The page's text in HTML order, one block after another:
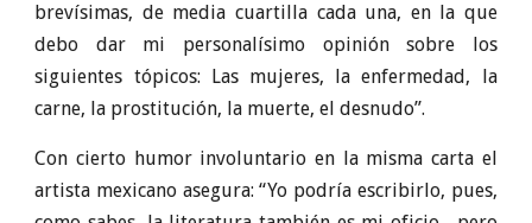
brevísimas, de media cuartilla cada una, en la que
debo dar mi personalísimo opinión sobre los
siguientes tópicos: Las mujeres, la enfermedad, la
carne, la prostitución, la muerte, el desnudo”.
Con cierto humor involuntario en la misma carta el
artista mexicano asegura: “Yo podría escribirlo, pues,